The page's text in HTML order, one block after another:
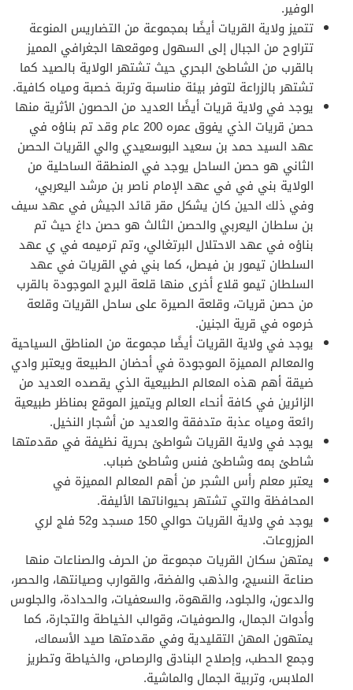
الوفير.
تتميز ولاية القريات أيضًا بمجموعة من التضاريس المنوعة
تتراوح من الجبال إلى السهول وموقعها الجغرافي المميز
بالقرب من الشاطئ البحري حيث تشتهر الولاية بالصيد كما
تشتهر بالزراعة لتوفر بيئة مناسبة وتربة خصبة ومياه كافية.
يوجد في ولاية قريات أيضًا العديد من الحصون الأثرية منها
حصن قريات الذي يفوق عمره 200 عام وقد تم بناؤه في
عهد السيد حمد بن سعيد البوسعيدي والي القريات الحصن
الثاني هو حصن الساحل يوجد في المنطقة الساحلية من
الولاية بني في في عهد الإمام ناصر بن مرشد اليعربي،
وفي ذلك الحين كان يشكل مقر قائد الجيش في عهد سيف
بن سلطان اليعربي والحصن الثالث هو حصن داغ حيث تم
بناؤه في عهد الاحتلال البرتغالي، وتم ترميمه في ي عهد
السلطان تيمور بن فيصل، كما بني في القريات في عهد
السلطان تيمو قلاع أخرى منها قلعة البرج الموجودة بالقرب
من حصن قريات، وقلعة الصيرة على ساحل القريات وقلعة
خرموه في قرية الجنين.
يوجد في ولاية القريات أيضًا مجموعة من المناطق السياحية
والمعالم المميزة الموجودة في أحضان الطبيعة ويعتبر وادي
ضيقة أهم هذه المعالم الطبيعية الذي يقصده العديد من
الزائرين في كافة أنحاء العالم ويتميز الموقع بمناظر طبيعية
رائعة ومياه عذبة متدفقة والعديد من أشجار النخيل.
يوجد في ولاية القريات شواطئ بحرية نظيفة في مقدمتها
شاطئ بمه وشاطئ فنس وشاطئ ضباب.
يعتبر معلم رأس الشجر من أهم المعالم المميزة في
المحافظة والتي تشتهر بحيواناتها الأليفة.
يوجد في ولاية القريات حوالي 150 مسجد و52 فلج لري
المزروعات.
يمتهن سكان القريات مجموعة من الحرف والصناعات منها
صناعة النسيج، والذهب والفضة، والقوارب وصيانتها، والحصر،
والدعون، والجلود، والقهوة، والسعفيات، والحدادة، والجلوس
وأدوات الجمال، والصوفيات، وقوالب الخياطة والتجارة، كما
يمتهون المهن التقليدية وفي مقدمتها صيد الأسماك،
وجمع الحطب، وإصلاح البنادق والرصاص، والخياطة وتطريز
الملابس، وتربية الجمال والماشية.